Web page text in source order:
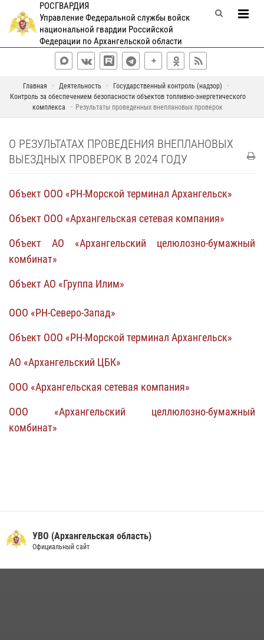
РОСГВАРДИЯ
Управление Федеральной службы войск
национальной гвардии Российской
Федерации по Архангельской области
Главная Деятельность
Государственный контроль (надзор)
Контроль за обеспечением безопасности объектов топливно-энергетического
комплекса
Результаты проведенных внеплановых проверок
О РЕЗУЛЬТАТАХ ПРОВЕДЕНИЯ ВНЕПЛАНОВЫХ
ВЫЕЗДНЫХ ПРОВЕРОК В 2024 ГОДУ
Объект ООО «РН-Морской терминал Архангельск»
Объект ООО «Архангельская сетевая компания»
Объект АО «Архангельский целюлозно-бумажный
комбинат»
Объект АО «Группа Илим»
ООО «РН-Северо-Запад»
Объект ООО «РН-Морской терминал Архангельск»
АО «Архангельский ЦБК»
ООО «Архангельская сетевая компания»
ООО «Архангельский целлюлозно-бумажный
комбинат»
УВО (Архангельская область)
Официальный сайт